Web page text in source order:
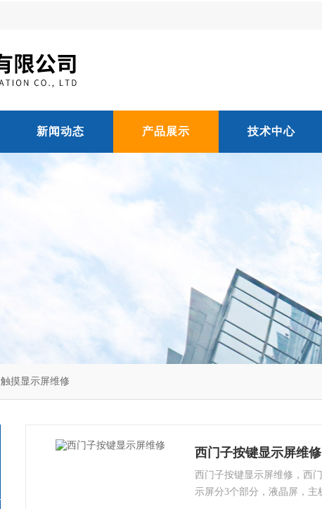
新闻动态 产品展示 技术中心
触摸显示屏维修
西门子按键显示屏维修
西门子按键显示屏维修，西
示屏分3个部分，液晶屏，